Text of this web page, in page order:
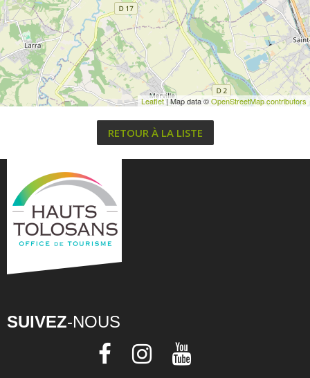
Leaflet| Map data ©OpenStreetMap contributors
RETOUR À LA LISTE
SUIVEZ-NOUS